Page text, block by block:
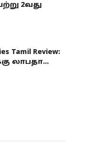
2வது
Tamil Review:
லாபதா...